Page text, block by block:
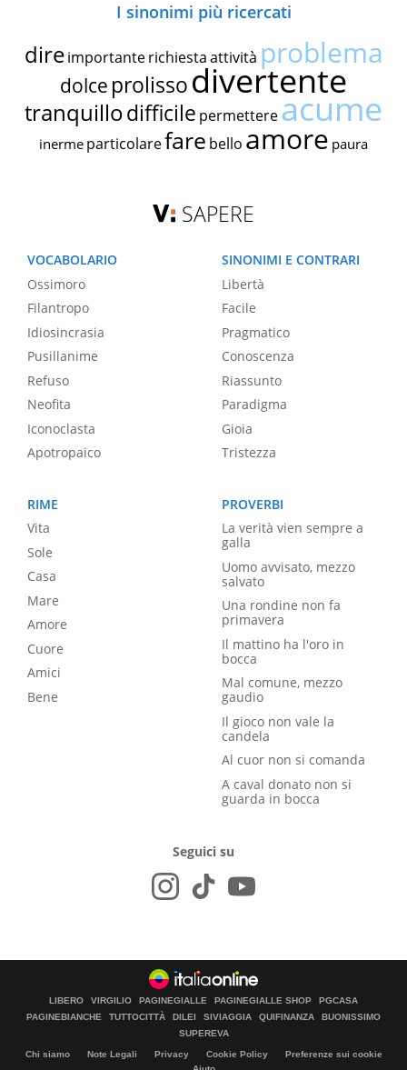
I sinonimi più ricercati
dire importante richiestaattività problema
dolce prolissodivertente
tranquillodifficile permettereacume
inerme particolarefare bello amore paura
SAPERE
VOCABOLARIO
Ossimoro
Filantropo
Idiosincrasia
Pusillanime
Refuso
Neofita
Iconoclasta
Apotropaico
SINONIMI E CONTRARI
Libertà
Facile
Pragmatico
Conoscenza
Riassunto
Paradigma
Gioia
Tristezza
RIME
Vita
Sole
Casa
Mare
Amore
Cuore
Amici
Bene
PROVERBI
La verità vien sempre a
galla
Uomo avvisato, mezzo
salvato
Una rondine non fa
primavera
Il mattino ha l'oro in
bocca
Mal comune, mezzo
gaudio
Il gioco non vale la
candela
Al cuor non si comanda
A caval donato non si
guarda in bocca
Seguici su
LIBERO VIRGILIO PAGINEGIALLE PAGINEGIALLE SHOP
PGCASA
PAGINEBIANCHE
TUTTOCITTÀ DILEI SIVIAGGIA QUIFINANZA
BUONISSIMO
SUPEREVA
Chi siamo Note Legali Privacy Cookie Policy
Preferenze sui cookie